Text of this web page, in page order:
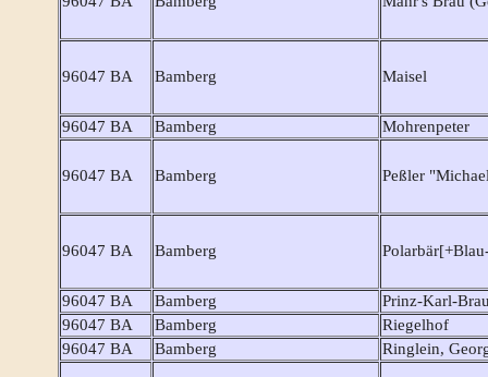
96047 BA Bamberg Maisel
96047 BA Bamberg Mohrenpeter
96047 BA Bamberg Peßler
96047 BA Bamberg
96047 BA Bamberg
Prinz-Karl-
96047 BA
Bamberg
Riegelhof
96047 BA
Bamberg Ringlein,